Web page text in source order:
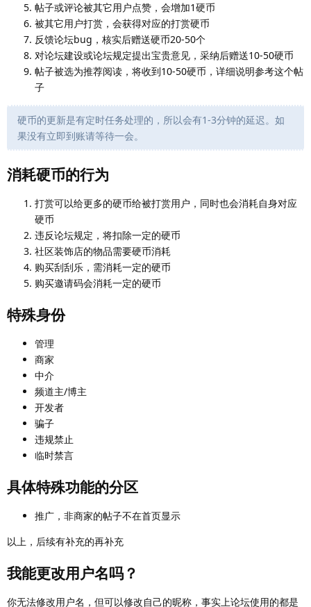
帖子或评论被其它用户点赞，会增加1硬币
被其它用户打赏，会获得对应的打赏硬币
反馈论坛bug，核实后赠送硬币20-50个
对论坛建设或论坛规定提出宝贵意见，采纳后赠送10-50硬币
帖子被选为推荐阅读，将收到10-50硬币，详细说明参考这个帖
子
硬币的更新是有定时任务处理的，所以会有1-3分钟的延迟。如
果没有立即到账请等待一会。
消耗硬币的行为
打赏可以给更多的硬币给被打赏用户，同时也会消耗自身对应
硬币
违反论坛规定，将扣除一定的硬币
社区装饰店的物品需要硬币消耗
购买刮刮乐，需消耗一定的硬币
购买邀请码会消耗一定的硬币
特殊身份
管理
商家
中介
频道主/博主
开发者
骗子
违规禁止
临时禁言
具体特殊功能的分区
推广，非商家的帖子不在首页显示
以上，后续有补充的再补充
我能更改用户名吗？
你无法修改用户名，但可以修改自己的昵称，事实上论坛使用的都是